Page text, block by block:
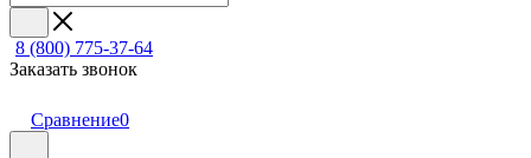
8 (800) 775-37-64
Заказать звонок
Сравнение0